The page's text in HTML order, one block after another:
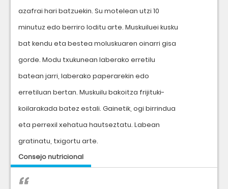
azafrai hari batzuekin. Su motelean utzi 10
minutuz edo berriro loditu arte. Muskuiluei kusku
bat kendu eta bestea moluskuaren oinarri gisa
gorde. Modu txukunean laberako erretilu
batean jarri, laberako paperarekin edo
erretiluan bertan. Muskuilu bakoitza frijituki-
koilarakada batez estali. Gainetik, ogi birrindua
eta perrexil xehatua hautseztatu. Labean
gratinatu, txigortu arte.
Consejo nutricional